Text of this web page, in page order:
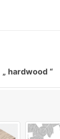
hardwood